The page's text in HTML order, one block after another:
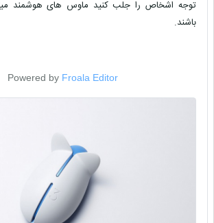
توجه اشخاص را جلب کنید ماوس های هوشمند
باشند.
Powered by Froala Editor